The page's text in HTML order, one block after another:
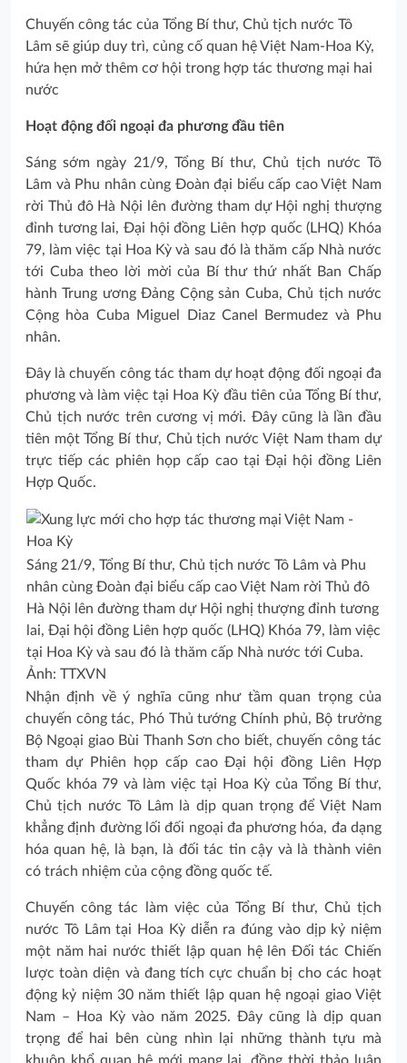
Chuyến công tác của Tổng Bí thư, Chủ tịch nước Tô
Lâm sẽ giúp duy trì, củng cố quan hệ Việt Nam-Hoa Kỳ,
hứa hẹn mở thêm cơ hội trong hợp tác thương mại hai
nước
Hoạt động đối ngoại đa phương đầu tiên
Sáng sớm ngày 21/9, Tổng Bí thư, Chủ tịch nước Tô
Lâm và Phu nhân cùng Đoàn đại biểu cấp cao Việt Nam
rời Thủ đô Hà Nội lên đường tham dự Hội nghị thượng
đỉnh tương lai, Đại hội đồng Liên hợp quốc (LHQ) Khóa
79, làm việc tại Hoa Kỳ và sau đó là thăm cấp Nhà nước
tới Cuba theo lời mời của Bí thư thứ nhất Ban Chấp
hành Trung ương Đảng Cộng sản Cuba, Chủ tịch nước
Cộng hòa Cuba Miguel Diaz Canel Bermudez và Phu
nhân.
Đây là chuyến công tác tham dự hoạt động đối ngoại đa
phương và làm việc tại Hoa Kỳ đầu tiên của Tổng Bí thư,
Chủ tịch nước trên cương vị mới. Đây cũng là lần đầu
tiên một Tổng Bí thư, Chủ tịch nước Việt Nam tham dự
trực tiếp các phiên họp cấp cao tại Đại hội đồng Liên
Hợp Quốc.
Sáng 21/9, Tổng Bí thư, Chủ tịch nước Tô Lâm và Phu
nhân cùng Đoàn đại biểu cấp cao Việt Nam rời Thủ đô
Hà Nội lên đường tham dự Hội nghị thượng đỉnh tương
lai, Đại hội đồng Liên hợp quốc (LHQ) Khóa 79, làm việc
tại Hoa Kỳ và sau đó là thăm cấp Nhà nước tới Cuba.
Ảnh: TTXVN
Nhận định về ý nghĩa cũng như tầm quan trọng của
chuyến công tác, Phó Thủ tướng Chính phủ, Bộ trưởng
Bộ Ngoại giao Bùi Thanh Sơn cho biết, chuyến công tác
tham dự Phiên họp cấp cao Đại hội đồng Liên Hợp
Quốc khóa 79 và làm việc tại Hoa Kỳ của Tổng Bí thư,
Chủ tịch nước Tô Lâm là dịp quan trọng để Việt Nam
khẳng định đường lối đối ngoại đa phương hóa, đa dạng
hóa quan hệ, là bạn, là đối tác tin cậy và là thành viên
có trách nhiệm của cộng đồng quốc tế.
Chuyến công tác làm việc của Tổng Bí thư, Chủ tịch
nước Tô Lâm tại Hoa Kỳ diễn ra đúng vào dịp kỷ niệm
một năm hai nước thiết lập quan hệ lên Đối tác Chiến
lược toàn diện và đang tích cực chuẩn bị cho các hoạt
động kỷ niệm 30 năm thiết lập quan hệ ngoại giao Việt
Nam – Hoa Kỳ vào năm 2025. Đây cũng là dịp quan
trọng để hai bên cùng nhìn lại những thành tựu mà